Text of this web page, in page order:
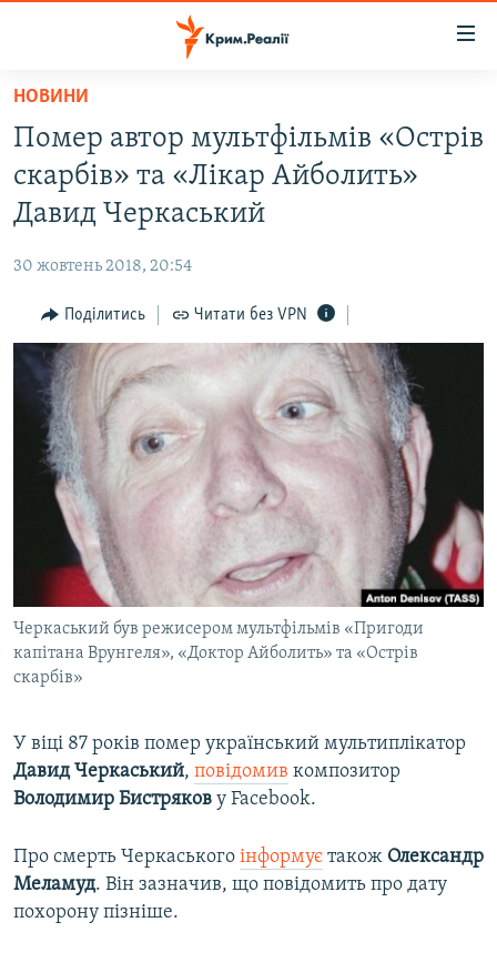
Перейти
основного
матеріалу
Перейти
до
основної
Перейти
до
пошуку
ВОДА.КРИМ
ВІДЕО ТА ФОТО
БЛОГИ
ПОГЛЯД
ІНТЕРВ'Ю
ВСЕ ЗА ДЕНЬ
СПЕЦПРОЕКТИ
ДЕПОРТАЦІЯ
ВІДЕОУРОКИ «ELIFBE»
СВІДЧЕННЯ ОКУПАЦІЇ
УКРАЇНСЬКА ПРОБЛЕМА КРИМУ
ІНФОГРАФІКА
ЯК ОБІЙТИ БЛОКУВАННЯ
Русский
Qırımtatar
ДОЛУЧАЙСЯ!
Усі сайти RFE/RL
НОВИНИ
Помер автор мультфільмів «Острів
скарбів» та «Лікар Айболить»
Давид Черкаський
30 жовтень 2018, 20:54
Поділитись Читати без VPN
Черкаський був режисером мультфільмів «Пригоди
капітана Врунгеля», «Доктор Айболить» та «Острів
скарбів»
У віці 87 років помер український мультиплікатор
Давид Черкаський, повідомив композитор
Володимир Бистряков у Facebook.
Про смерть Черкаського інформує також Олександр
Меламуд. Він зазначив, що повідомить про дату
похорону пізніше.